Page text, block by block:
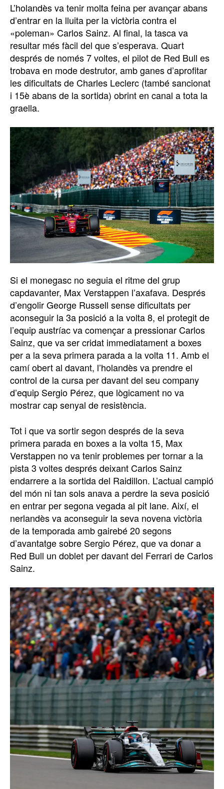
L’holandès va tenir molta feina per avançar abans
d’entrar en la lluita per la victòria contra el
«poleman» Carlos Sainz. Al final, la tasca va
resultar més fàcil del que s’esperava. Quart
després de només 7 voltes, el pilot de Red Bull es
trobava en mode destrutor, amb ganes d’aprofitar
les dificultats de Charles Leclerc (també sancionat
i 15è abans de la sortida) obrint en canal a tota la
graella.
Si el monegasc no seguia el ritme del grup
capdavanter, Max Verstappen l’axafava. Després
d’engolir George Russell sense dificultats per
aconseguir la 3a posició a la volta 8, el protegit de
l’equip austríac va començar a pressionar Carlos
Sainz, que va ser cridat immediatament a boxes
per a la seva primera parada a la volta 11. Amb el
camí obert al davant, l’holandès va prendre el
control de la cursa per davant del seu company
d’equip Sergio Pérez, que lògicament no va
mostrar cap senyal de resistència.
Tot i que va sortir segon després de la seva
primera parada en boxes a la volta 15, Max
Verstappen no va tenir problemes per tornar a la
pista 3 voltes després deixant Carlos Sainz
endarrere a la sortida del Raidillon. L’actual campió
del món ni tan sols anava a perdre la seva posició
en entrar per segona vegada al pit lane. Així, el
nerlandès va aconseguir la seva novena victòria
de la temporada amb gairebé 20 segons
d’avantatge sobre Sergio Pérez, que va donar a
Red Bull un doblet per davant del Ferrari de Carlos
Sainz.